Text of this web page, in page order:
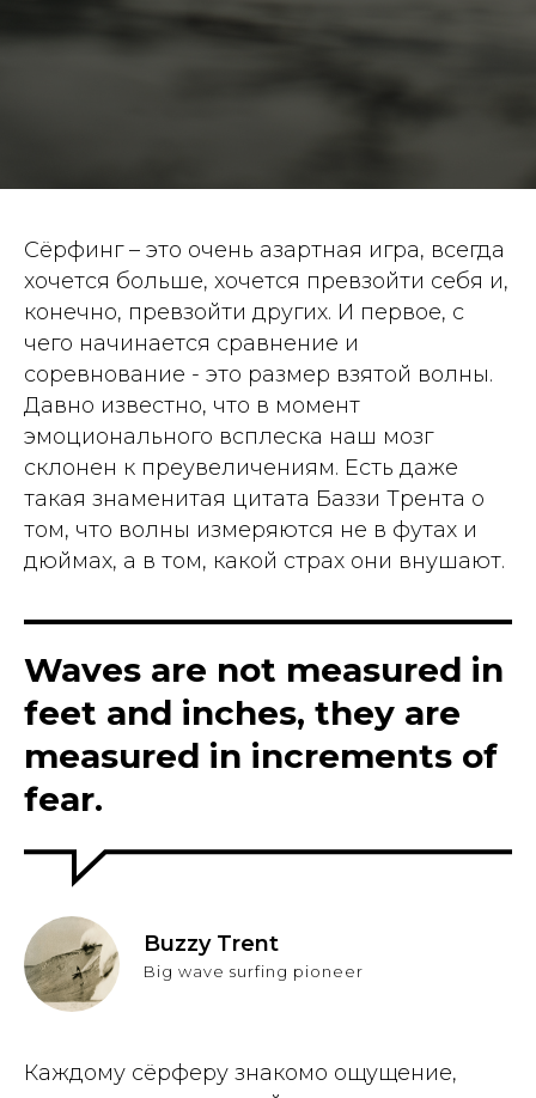
Сёрфинг – это очень азартная игра, всегда
хочется больше, хочется превзойти себя и,
конечно, превзойти других. И первое, с
чего начинается сравнение и
соревнование - это размер взятой волны.
Давно известно, что в момент
эмоционального всплеска наш мозг
склонен к преувеличениям. Есть даже
такая знаменитая цитата Баззи Трента о
том, что волны измеряются не в футах и
дюймах, а в том, какой страх они внушают.
Waves are not measured in
feet and inches, they are
measured in increments of
fear.
Buzzy Trent
Big wave surfing pioneer
Каждому сёрферу знакомо ощущение,